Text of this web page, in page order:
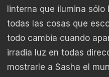
linterna que ilumina
todas las cosas que
todo cambia cuando
irradia luz en todas
mostrarle a Sasha el